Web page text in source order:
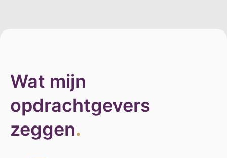
Wat mijn
opdrachtgevers
zeggen.